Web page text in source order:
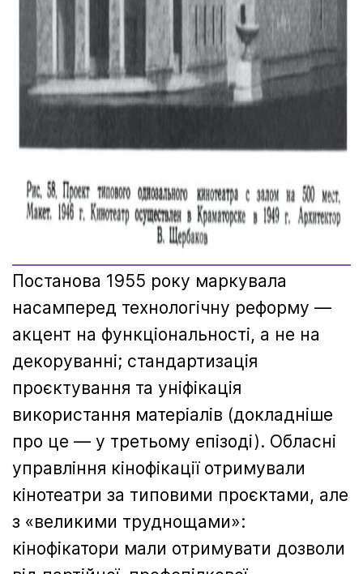
Постанова 1955 року маркувала
насамперед технологічну реформу —
акцент на функціональності, а не на
декоруванні; стандартизація
проєктування та уніфікація
використання матеріалів (докладніше
про це — у третьому епізоді). Обласні
управління кінофікації отримували
кінотеатри за типовими проєктами, але
з «великими труднощами»:
кінофікатори мали отримувати дозволи